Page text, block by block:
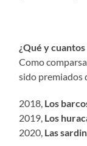
¿Qué y
Como
sido premiados
2018, Los
2019, Los
2020, Las